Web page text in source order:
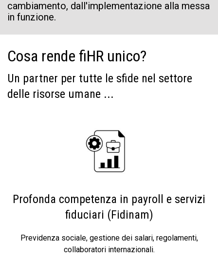
cambiamento, dall'implementazione alla messa
in funzione.
Cosa rende fiHR unico?
Un partner per tutte le sfide nel settore
delle risorse umane ...
Profonda competenza in payroll e servizi
fiduciari (Fidinam)
Previdenza sociale, gestione dei salari, regolamenti,
collaboratori internazionali.